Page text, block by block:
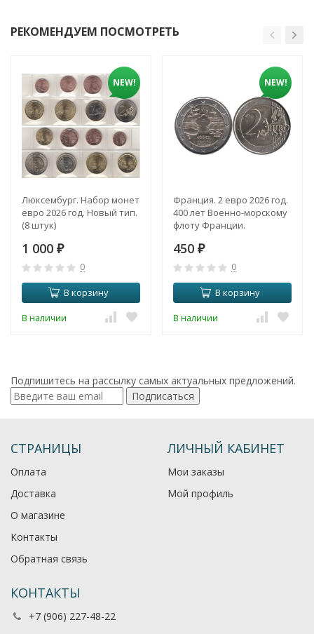
РЕКОМЕНДУЕМ ПОСМОТРЕТЬ
NEW!
Люксембург. Набор монет
евро 2026 год. Новый тип.
(8 штук)
1 000 ₽
0
В корзину
В наличии
NEW!
Франция. 2 евро 2026 год.
400 лет Военно-морскому
флоту Франции.
450 ₽
0
В корзину
В наличии
Подпишитесь на рассылку самых актуальных предложений.
Подписаться
СТРАНИЦЫ
Оплата
Доставка
О магазине
Контакты
Обратная связь
ЛИЧНЫЙ КАБИНЕТ
Мои заказы
Мой профиль
КОНТАКТЫ
+7 (906) 227-48-22